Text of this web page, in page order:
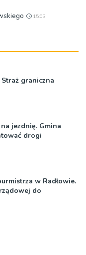
15:03
graniczna
jezdnię. Gmina
drogi
w Radłowie.
do